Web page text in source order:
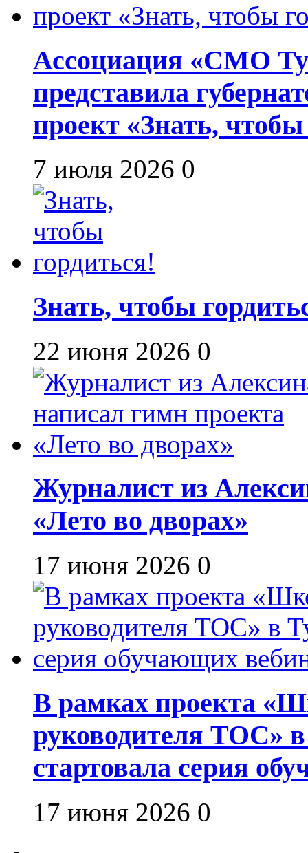
Ассоциация «СМО
представила
проект «Знать,
7 июля 2026 0
Знать, чтобы
22 июня 2026 0
Журналист из
«Лето во дворах»
17 июня 2026 0
В рамках проекта
руководителя ТОС»
стартовала серия
17 июня 2026 0